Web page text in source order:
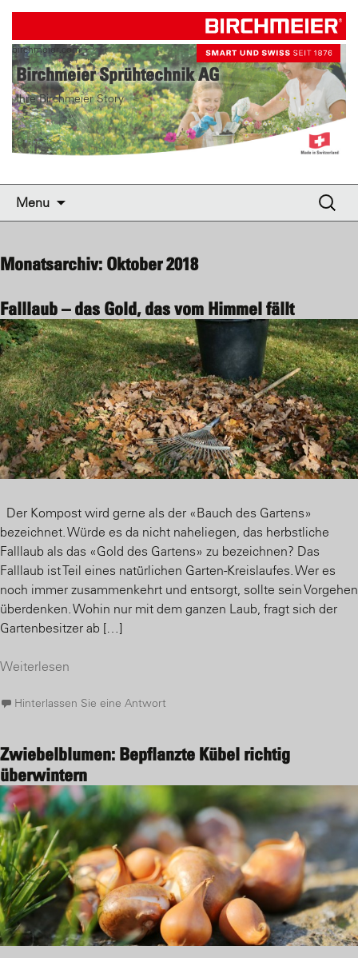
Birchmeier Sprühtechnik AG
Ihre Birchmeier Story
birchmeier.com
Menu
Suche
nach:
Monatsarchiv: Oktober 2018
Falllaub – das Gold, das vom Himmel fällt
Der Kompost wird gerne als der «Bauch des Gartens»
bezeichnet. Würde es da nicht naheliegen, das herbstliche
Falllaub als das «Gold des Gartens» zu bezeichnen? Das
Falllaub ist Teil eines natürlichen Garten-Kreislaufes. Wer es
noch immer zusammenkehrt und entsorgt, sollte sein Vorgehen
überdenken. Wohin nur mit dem ganzen Laub, fragt sich der
Gartenbesitzer ab […]
Weiterlesen
Hinterlassen Sie eine Antwort
Zwiebelblumen: Bepflanzte Kübel richtig
überwintern